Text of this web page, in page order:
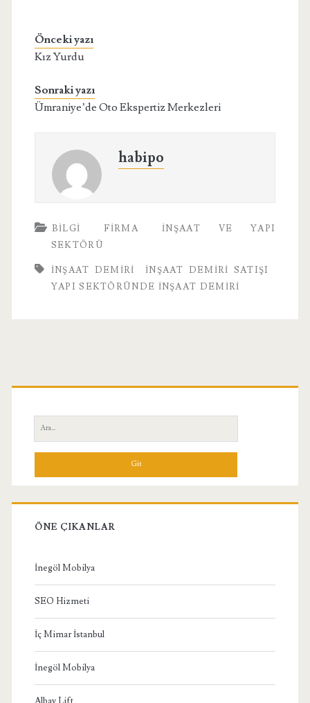
Önceki yazı
Kız Yurdu
Sonraki yazı
Ümraniye’de Oto Ekspertiz Merkezleri
habipo
BILGI FIRMA
İNŞAAT VE YAPI
SEKTÖRÜ
INŞAAT DEMIRI
INŞAAT DEMIRI SATIŞI
YAPI SEKTÖRÜNDE İNŞAAT DEMIRI
Birincil
Yan
Menü
Ara:
ÖNE ÇIKANLAR
İnegöl Mobilya
SEO Hizmeti
İç Mimar İstanbul
İnegöl Mobilya
Albay Lift